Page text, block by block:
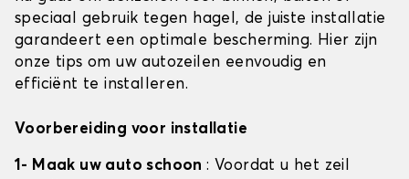
speciaal gebruik tegen hagel, de juiste installatie
garandeert een optimale bescherming. Hier zijn
onze tips om uw autozeilen eenvoudig en
efficiënt te installeren.
Voorbereiding voor installatie
1- Maak uw auto schoon: Voordat u het zeil